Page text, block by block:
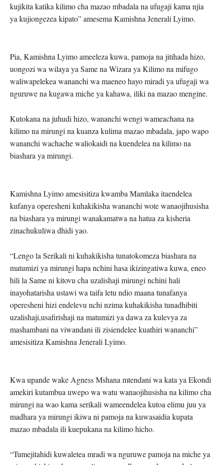
kujikita katika kilimo cha mazao mbadala na ufugaji kama njia
ya kujiongezea kipato” amesema Kamishna Jenerali Lyimo.
Pia, Kamishna Lyimo ameeleza kuwa, pamoja na jitihada hizo,
uongozi wa wilaya ya Same na Wizara ya Kilimo na mifugo
waliwapelekea wananchi wa maeneo hayo miradi ya ufugaji wa
nguruwe na kugawa miche ya kahawa, iliki na mazao mengine.
Kutokana na juhudi hizo, wananchi wengi wameachana na
kilimo na mirungi na kuanza kulima mazao mbadala, japo wapo
wananchi wachache waliokaidi na kuendelea na kilimo na
biashara ya mirungi.
Kamishna Lyimo amesisitiza kwamba Mamlaka itaendelea
kufanya operesheni kuhakikisha wananchi wote wanaojihusisha
na biashara ya mirungi wanakamatwa na hatua za kisheria
zinachukuliwa dhidi yao.
“Lengo la Serikali ni kuhakikisha tunatokomeza biashara na
matumizi ya mirungi hapa nchini hasa ikizingatiwa kuwa, eneo
hili la Same ni kitovu cha uzalishaji mirungi nchini hali
inayohatarisha ustawi wa taifa letu ndio maana tunafanya
operesheni hizi endelevu nchi nzima kuhakikisha tunadhibiti
uzalishaji,usafirishaji na matumizi ya dawa za kulevya za
mashambani na viwandani ili zisiendelee kuathiri wananchi”
amesisitiza Kamishna Jenerali Lyimo.
Kwa upande wake Agness Mshana mtendani wa kata ya Ekondi
amekiri kutambua uwepo wa watu wanaojihusisha na kilimo cha
mirungi na wao kama serikali wameendelea kutoa elimu juu ya
madhara ya mirungi ikiwa ni pamoja na kuwasaidia kupata
mazao mbadala ili kuepukana na kilimo hicho.
“Tumejitahidi kuwaletea mradi wa nguruwe pamoja na miche ya